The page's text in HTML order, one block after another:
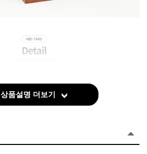
상품설명 더보기